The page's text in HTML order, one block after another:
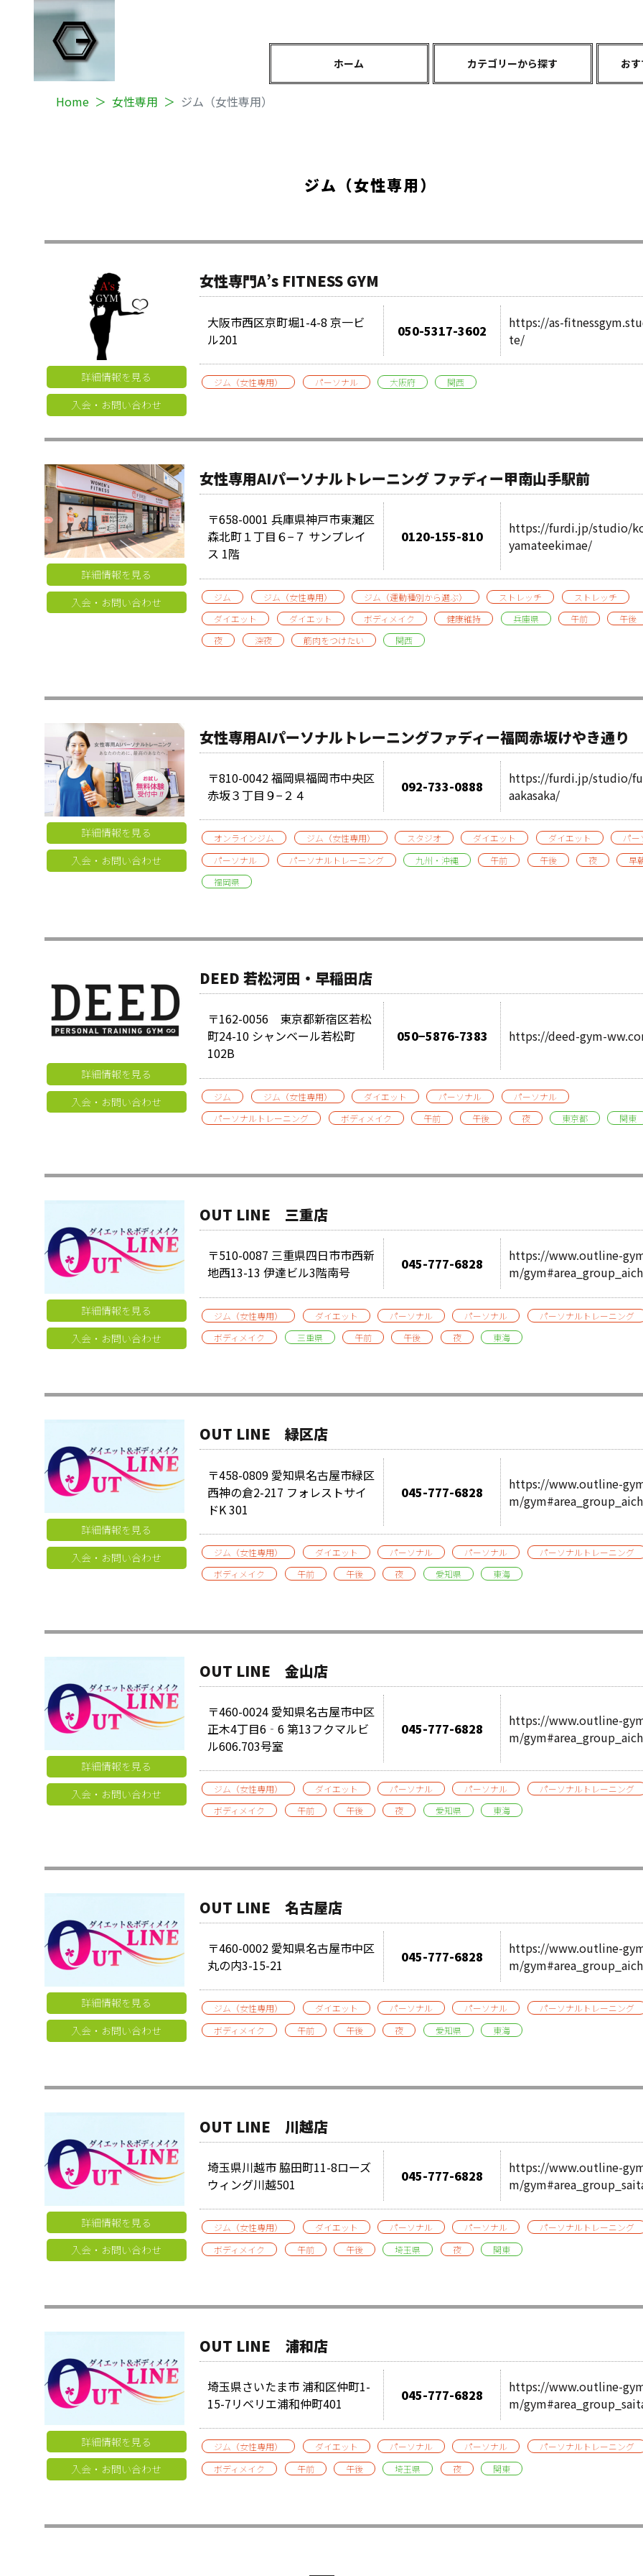
ホーム カテゴリーから探す お
Home 女性専用 ジム（女性専用）
ジム（女性専用）
詳細情報を見る
入会・お問い合わせ
女性専門A’s FITNESS GYM
大阪市西区京町堀1-4-8 京一ビ
ル201
050-5317-3602
https://as-
te/
ジム（女性専用） パーソナル 大阪府 関西
詳細情報を見る
入会・お問い合わせ
女性専用AIパーソナルトレーニング ファディー甲南山手駅前
〒658-0001 兵庫県神戸市東灘区
森北町１丁目６−７ サンプレイ
ス 1階
0120-155-810
https://furdi.jp/studio/
yamateekimae/
ジム ジム（女性専用） ジム（運動種別から選ぶ） ストレッチ
ストレッチ
ダイエット
ダイエット ボディメイク 健康維持 兵庫県 午前
午後
夜
深夜 筋肉をつけたい 関西
詳細情報を見る
入会・お問い合わせ
女性専用AIパーソナルトレーニングファディー福岡赤坂けやき通り
〒810-0042 福岡県福岡市中央区
赤坂３丁目９−２４
092-733-0888
https://furdi.jp/studio/
aakasaka/
オンラインジム ジム（女性専用） スタジオ ダイエット ダイエット
パー
パーソナル
パーソナルトレーニング 九州・沖縄 午前 午後 夜
早
福岡県
詳細情報を見る
入会・お問い合わせ
DEED 若松河田・早稲田店
〒162-0056 東京都新宿区若松
町24-10 シャンベール若松町
102B
050−5876-7383 https://deed-gym-
ジム ジム（女性専用） ダイエット パーソナル
パーソナル
パーソナルトレーニング
ボディメイク 午前 午後 夜 東京都 関東
詳細情報を見る
入会・お問い合わせ
OUT LINE 三重店
〒510-0087 三重県四日市市西新
地西13-13 伊達ビル3階南号
045-777-6828
https://www.outline-
m/
ジム（女性専用） ダイエット パーソナル パーソナル
パーソナルトレーニング
ボディメイク
三重県 午前 午後 夜 東海
詳細情報を見る
入会・お問い合わせ
OUT LINE 緑区店
〒458-0809 愛知県名古屋市緑区
西神の倉2-217 フォレストサイ
ドK 301
045-777-6828
https://www.outline-
m/
ジム（女性専用） ダイエット パーソナル パーソナル
パーソナルトレーニング
ボディメイク
午前 午後 夜 愛知県 東海
詳細情報を見る
入会・お問い合わせ
OUT LINE 金山店
〒460-0024 愛知県名古屋市中区
正木4丁目6‐6 第13フクマルビ
ル606.703号室
045-777-6828
https://www.outline-
m/
ジム（女性専用） ダイエット パーソナル パーソナル
パーソナルトレーニング
ボディメイク
午前 午後 夜 愛知県 東海
詳細情報を見る
入会・お問い合わせ
OUT LINE 名古屋店
〒460-0002 愛知県名古屋市中区
丸の内3-15-21
045-777-6828
https://www.outline-
m/
ジム（女性専用） ダイエット パーソナル パーソナル
パーソナルトレーニング
ボディメイク
午前 午後 夜 愛知県 東海
詳細情報を見る
入会・お問い合わせ
OUT LINE 川越店
埼玉県川越市 脇田町11-8ローズ
ウィング川越501
045-777-6828
https://www.outline-
m/
ジム（女性専用） ダイエット パーソナル パーソナル
パーソナルトレーニング
ボディメイク
午前 午後 埼玉県 夜 関東
詳細情報を見る
入会・お問い合わせ
OUT LINE 浦和店
埼玉県さいたま市 浦和区仲町1-
15-7リベリエ浦和仲町401
045-777-6828
https://www.outline-
m/
ジム（女性専用） ダイエット パーソナル パーソナル
パーソナルトレーニング
ボディメイク
午前 午後 埼玉県 夜 関東